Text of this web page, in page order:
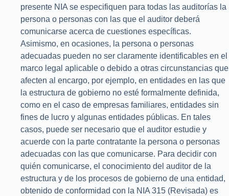
presente NIA se especifiquen para todas las auditorías la
persona o personas con las que el auditor deberá
comunicarse acerca de cuestiones específicas.
Asimismo, en ocasiones, la persona o personas
adecuadas pueden no ser claramente identificables en el
marco legal aplicable o debido a otras circunstancias que
afecten al encargo, por ejemplo, en entidades en las que
la estructura de gobierno no esté formalmente definida,
como en el caso de empresas familiares, entidades sin
fines de lucro y algunas entidades públicas. En tales
casos, puede ser necesario que el auditor estudie y
acuerde con la parte contratante la persona o personas
adecuadas con las que comunicarse. Para decidir con
quién comunicarse, el conocimiento del auditor de la
estructura y de los procesos de gobierno de una entidad,
obtenido de conformidad con la NIA 315 (Revisada) es